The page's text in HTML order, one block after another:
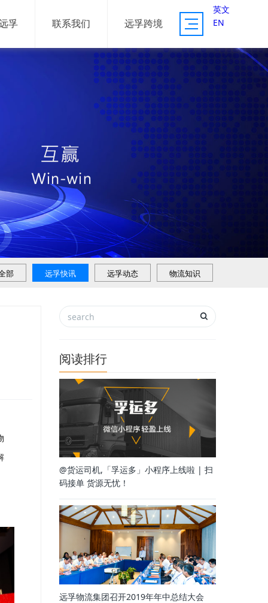
孚 联系我们 远孚跨境
服务案例
英文
EN
部 远孚快讯 远孚动态 物流知识
阅读排行
@货运司机,「孚运多」小程序上线啦 | 扫
码接单 货源无忧！
远孚物流集团召开2019年年中总结大会